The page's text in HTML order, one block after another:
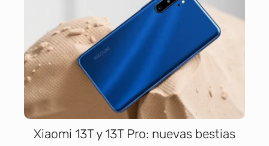
Xiaomi 13T y 13T Pro: nuevas bestias